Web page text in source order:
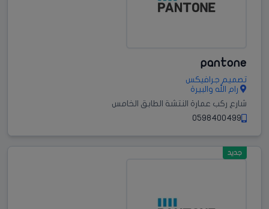
pantone
تصميم جرافيكس
رام الله والبيرة
شارع ركب عمارة النتشة الطابق الخامس
0598400499
جديد